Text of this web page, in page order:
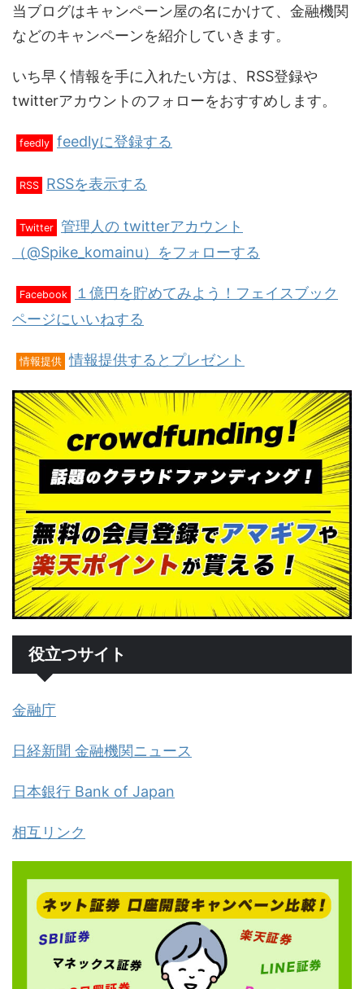
当ブログはキャンペーン屋の名にかけて、金融機関
などのキャンペーンを紹介していきます。
いち早く情報を手に入れたい方は、RSS登録や
twitterアカウントのフォローをおすすめします。
feedly feedlyに登録する
RSS RSSを表示する
Twitter 管理人の twitterアカウント
（@Spike_komainu）をフォローする
Facebook
１億円を貯めてみよう！フェイスブック
ページにいいねする
情報提供 情報提供するとプレゼント
役立つサイト
金融庁
日経新聞 金融機関ニュース
日本銀行 Bank of Japan
相互リンク